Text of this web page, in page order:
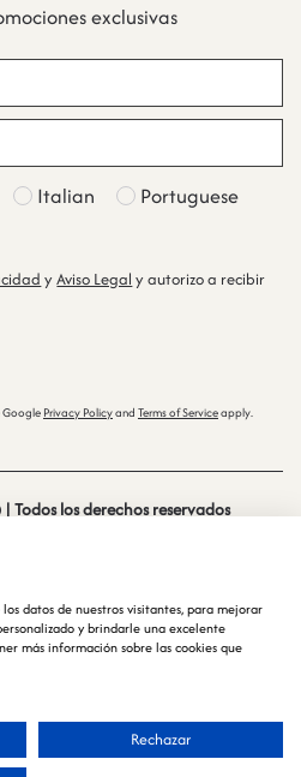
exclusivas
Italian
Portuguese
yAviso Legal y autorizo a recibir
Google Privacy Policyand Terms of Serviceapply.
los derechos reservados
datos de nuestros visitantes, para mejorar
y brindarle una excelente
más información sobre las cookies que
Rechazar